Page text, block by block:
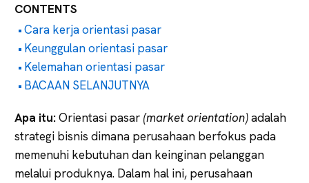
CONTENTS
Cara kerja orientasi pasar
Keunggulan orientasi pasar
Kelemahan orientasi pasar
BACAAN SELANJUTNYA
Apa itu:Orientasi pasar (market orientation)adalah
strategi bisnis dimana perusahaan berfokus pada
memenuhi kebutuhan dan keinginan pelanggan
melalui produknya. Dalam hal ini, perusahaan